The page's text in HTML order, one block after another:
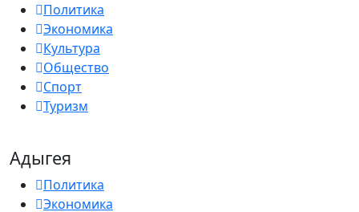
Политика
Экономика
Культура
Общество
Спорт
Туризм
Адыгея
Политика
Экономика